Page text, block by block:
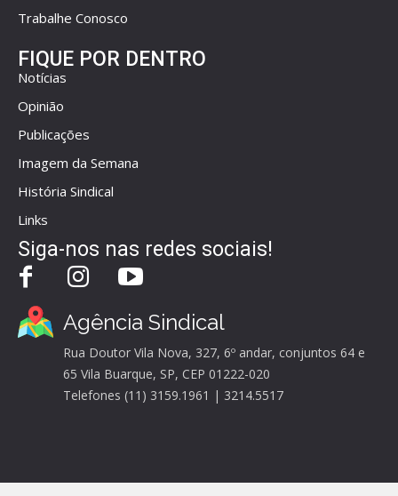
Trabalhe Conosco
FIQUE POR DENTRO
Notícias
Opinião
Publicações
Imagem da Semana
História Sindical
Links
Siga-nos nas redes sociais!
Agência Sindical
Rua Doutor Vila Nova, 327, 6º andar, conjuntos 64 e
65 Vila Buarque, SP, CEP 01222-020
Telefones (11) 3159.1961 | 3214.5517